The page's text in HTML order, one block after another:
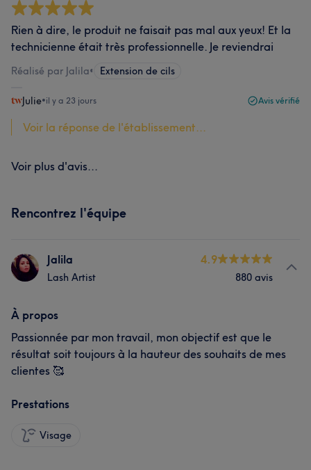
Rien à dire, le produit ne faisait pas mal aux yeux! Et la
technicienne était très professionnelle. Je reviendrai
Réalisé par Jalila• Extension de cils
Julie•il y a 23 jours Avis vérifié
Voir la réponse de l'établissement...
Voir plus d'avis...
Rencontrez l'équipe
Jalila
Lash Artist
4.9
880 avis
À propos
Passionnée par mon travail, mon objectif est que le
résultat soit toujours à la hauteur des souhaits de mes
clientes 🥰
Prestations
Visage